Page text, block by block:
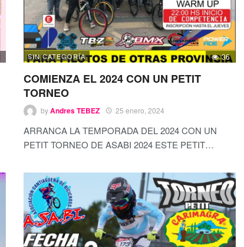
SIN CATEGORÍA 36
COMIENZA EL 2024 CON UN PETIT
TORNEO
byAndres TEBEZ 25 enero, 2024
ARRANCA LA TEMPORADA DEL 2024 CON UN
PETIT TORNEO DE ASABI 2024 ESTE PETIT…